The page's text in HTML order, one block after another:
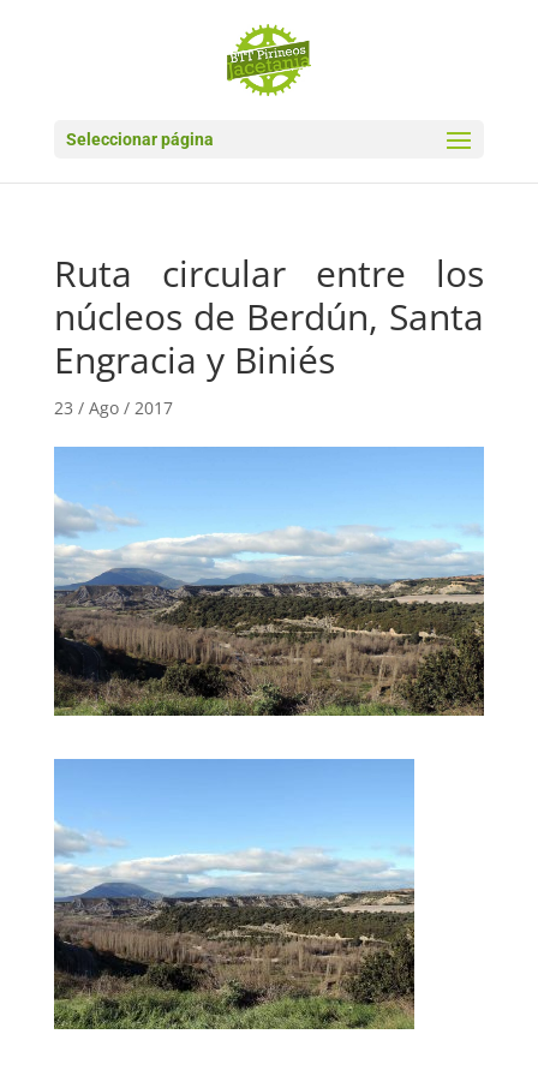
Seleccionar página
Ruta circular entre los
núcleos de Berdún, Santa
Engracia y Biniés
23 / Ago / 2017